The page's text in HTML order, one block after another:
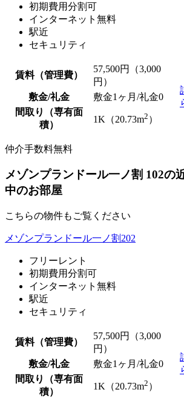
初期費用分割可
インターネット無料
駅近
セキュリティ
賃料（管理費）
57,500円（3,000
円）
敷金/礼金 敷金1ヶ月/礼金0
間取り（専有面
積）
1K（20.73m2 ）
仲介手数料無料
メゾンプランドール一ノ割 102の
中のお部屋
こちらの物件もご覧ください
メゾンプランドール一ノ割202
フリーレント
初期費用分割可
インターネット無料
駅近
セキュリティ
賃料（管理費）
57,500円（3,000
円）
敷金/礼金 敷金1ヶ月/礼金0
間取り（専有面
積）
1K（20.73m2 ）